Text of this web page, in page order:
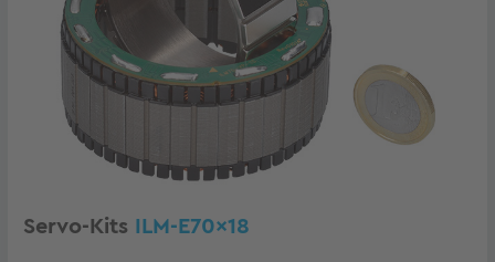
Servo-Kits ILM-E70x18